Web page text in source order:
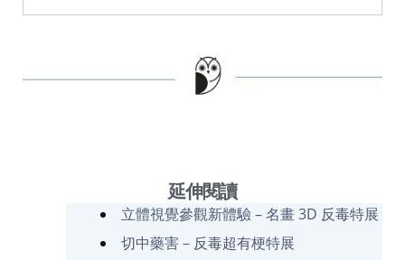
延伸閱讀
立體視覺參觀新體驗 – 名畫 3D 反毒特展
切中藥害－反毒超有梗特展